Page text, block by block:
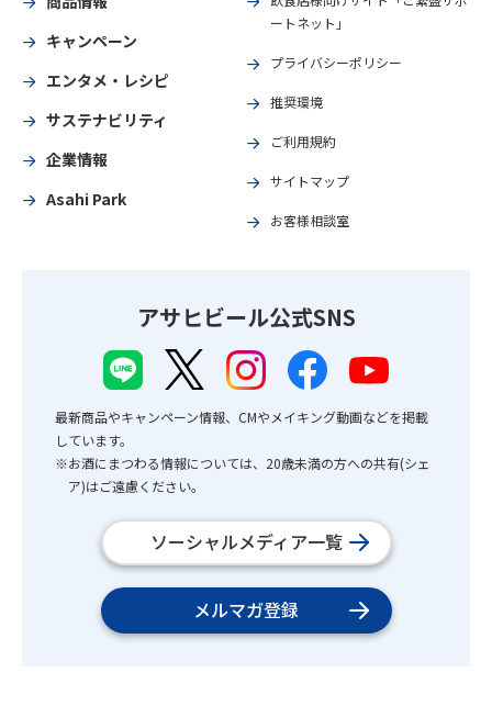
キャンペーン
エンタメ・レシピ
サステナビリティ
企業情報
Asahi Park
ートネット」
プライバシーポリシー
推奨環境
ご利用規約
サイトマップ
お客様相談室
アサヒビール公式SNS
最新商品やキャンペーン情報、CMやメイキング動画などを掲載
しています。
※お酒にまつわる情報については、20歳未満の方への共有(シェ
ア)はご遠慮ください。
ソーシャルメディア一覧
メルマガ登録